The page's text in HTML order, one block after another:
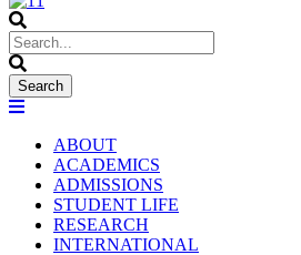
ABOUT
ACADEMICS
ADMISSIONS
STUDENT LIFE
RESEARCH
INTERNATIONAL